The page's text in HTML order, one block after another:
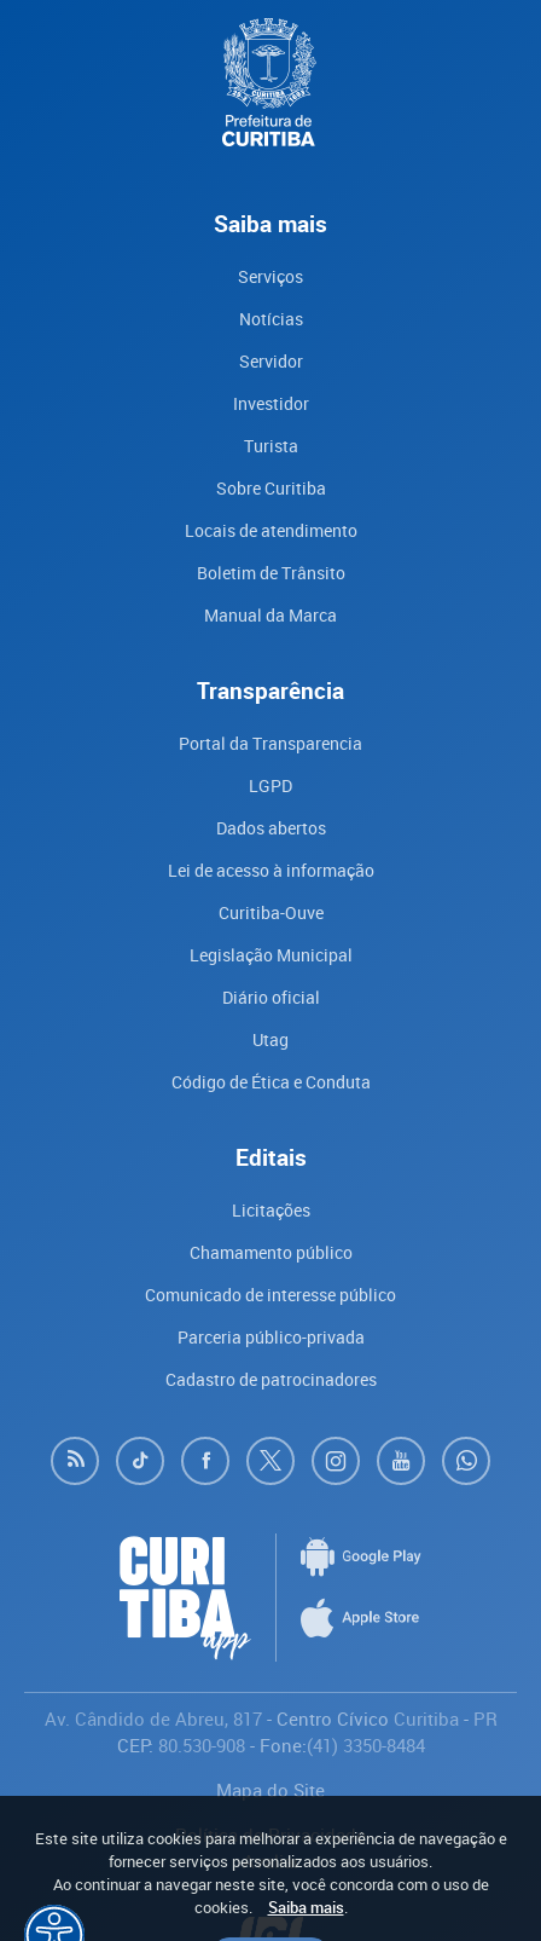
Saiba mais
Serviços
Notícias
Servidor
Investidor
Turista
Sobre Curitiba
Locais de atendimento
Boletim de Trânsito
Manual da Marca
Transparência
Portal da Transparencia
LGPD
Dados abertos
Lei de acesso à informação
Curitiba-Ouve
Legislação Municipal
Diário oficial
Utag
Código de Ética e Conduta
Editais
Licitações
Chamamento público
Comunicado de interesse público
Parceria público-privada
Cadastro de patrocinadores
Av. Cândido de Abreu, 817- Centro Cívico Curitiba - PR
CEP: 80.530-908- Fone:(41) 3350-8484
Mapa do Site
Política de Privacidade
Avaliar
Este site utiliza cookies para melhorar a experiência de navegação e
fornecer serviços personalizados aos usuários.
Ao continuar a navegar neste site, você concorda com o uso de
cookies.
Saiba mais.